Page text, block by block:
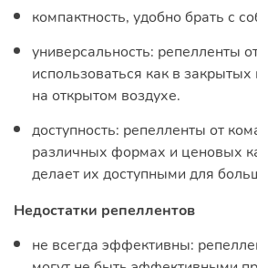
компактность, удобно брать с
универсальность: репелленты
использоваться как в
на открытом воздухе.
доступность: репелленты от
различных формах и ценовых
делает их доступными для
Недостатки репеллентов
не всегда эффективны: